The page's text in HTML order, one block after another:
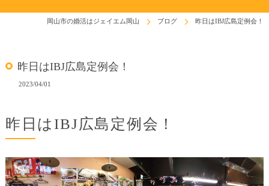
岡山市の婚活はジェイエム岡山 ブログ 昨日はIBJ広島定例会！
昨日はIBJ広島定例会！
2023/04/01
昨日はIBJ広島定例会！